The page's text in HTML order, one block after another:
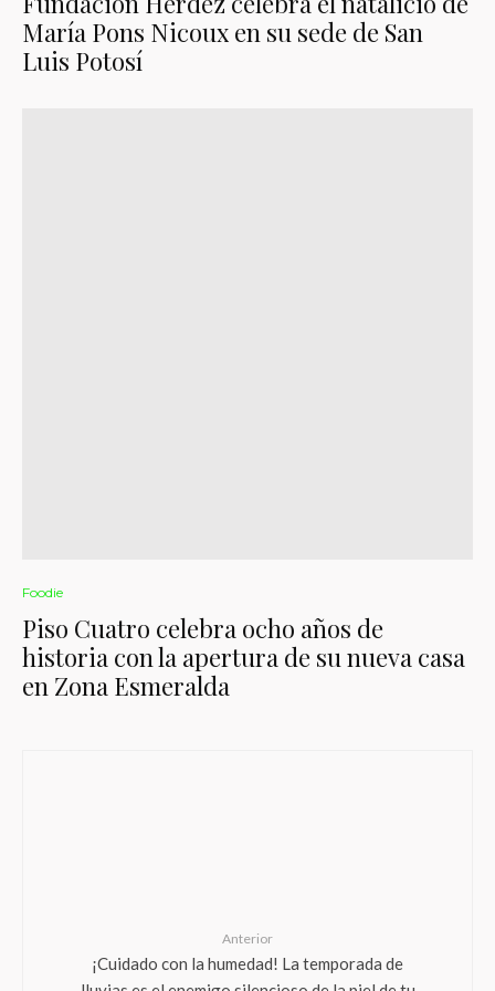
María Pons Nicoux en su sede de San
Luis Potosí
Foodie
Piso Cuatro celebra ocho años de
historia con la apertura de su nueva casa
en Zona Esmeralda
Anterior
¡Cuidado con la humedad! La temporada de